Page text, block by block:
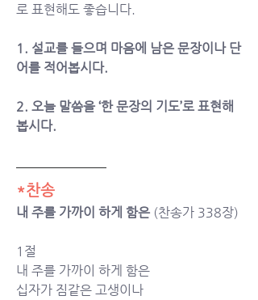
로 표현해도 좋습니다.
1. 설교를 들으며 마음에 남은 문장이나 단
어를 적어봅시다.
2. 오늘 말씀을 ‘한 문장의 기도’로 표현해
봅시다.
*찬송
내 주를 가까이 하게 함은 (찬송가 338장)
1절
내 주를 가까이 하게 함은
십자가 짐같은 고생이나